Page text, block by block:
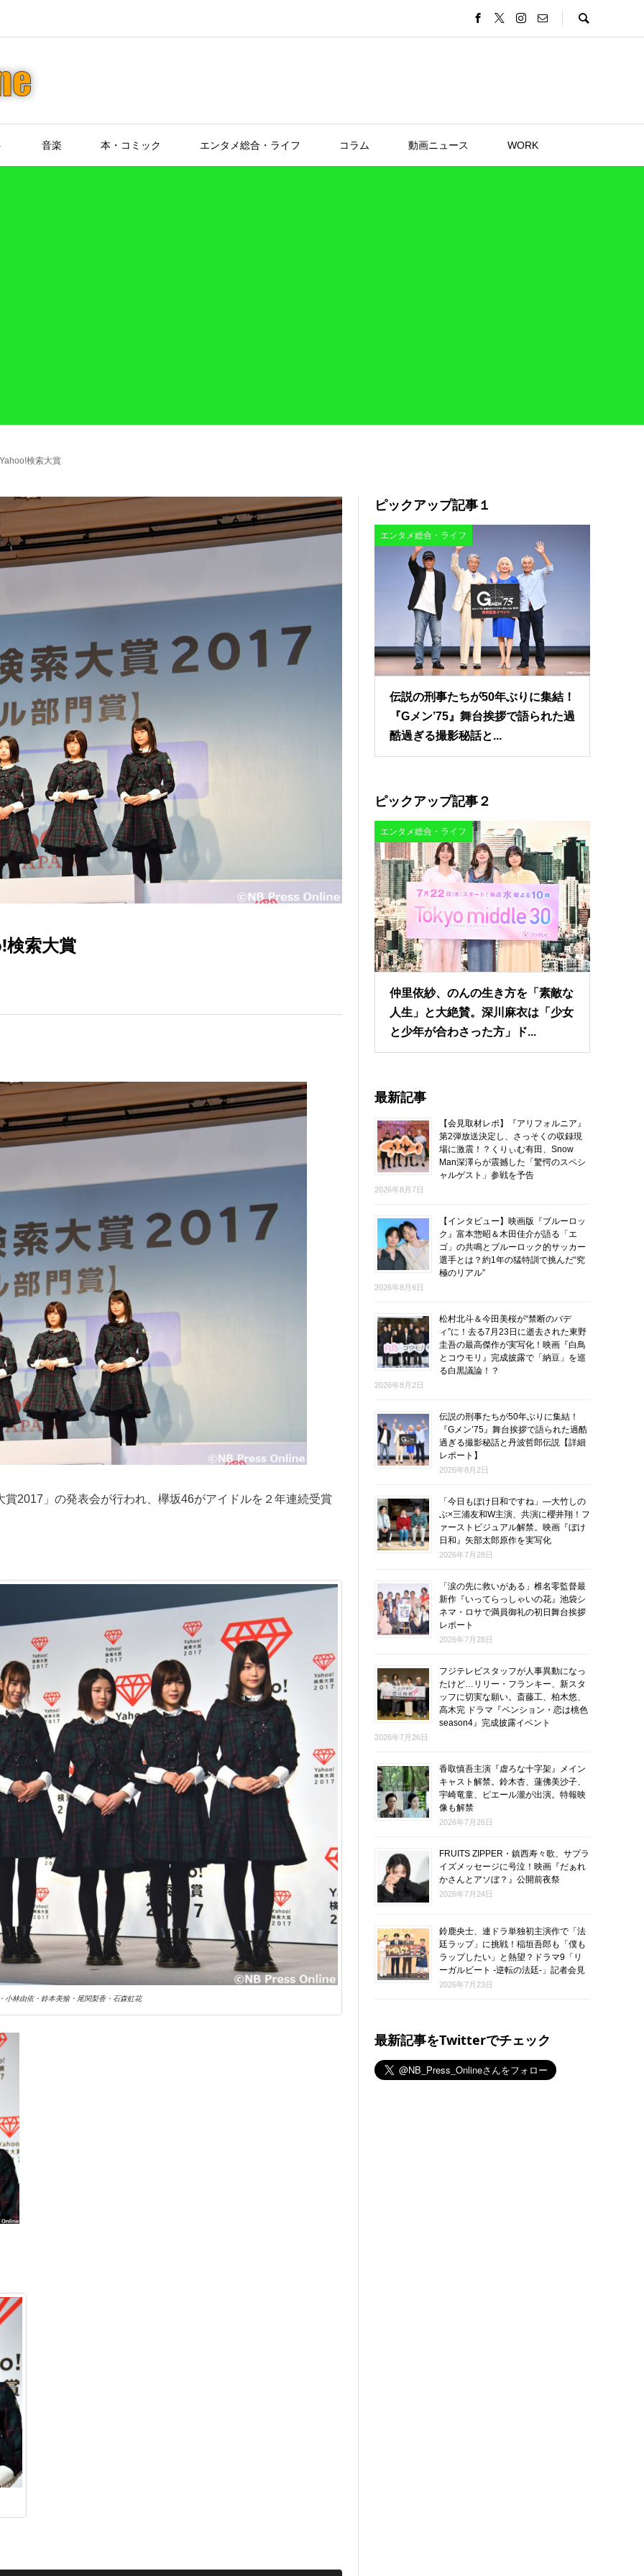
音楽 本・コミック エンタメ総合・ライフ コラム 動画ニュース WORK
検索大賞
索大賞
2017」の発表会が行われ、欅坂46がアイドルを２年連続受賞
小林由依・鈴本美愉・尾関梨香・石森虹花
ピックアップ記事１
エンタメ総合・ライフ
伝説の刑事たちが50年ぶりに集結！
『Gメン’75』舞台挨拶で語られた過
酷過ぎる撮影秘話と...
ピックアップ記事２
エンタメ総合・ライフ
仲里依紗、のんの生き方を「素敵な
人生」と大絶賛。深川麻衣は「少女
と少年が合わさった方」ド...
最新記事
【会見取材レポ】『アリフォルニア』
第2弾放送決定し、さっそくの収録現
場に激震！？くりぃむ有田、Snow
Man深澤らが震撼した「驚愕のスペシ
ャルゲスト」参戦を予告
2026年8月7日
【インタビュー】映画版『ブルーロッ
ク』富本惣昭＆木田佳介が語る「エ
ゴ」の共鳴とブルーロック的サッカー
選手とは？約1年の猛特訓で挑んだ“究
極のリアル”
2026年8月6日
松村北斗＆今田美桜が“禁断のバデ
ィ”に！去る7月23日に逝去された東野
圭吾の最高傑作が実写化！映画『白鳥
とコウモリ』完成披露で「納豆」を巡
る白黒議論！？
2026年8月2日
伝説の刑事たちが50年ぶりに集結！
『Gメン’75』舞台挨拶で語られた過酷
過ぎる撮影秘話と丹波哲郎伝説【詳細
レポート】
2026年8月2日
「今日もぼけ日和ですね」―大竹しの
ぶ×三浦友和W主演、共演に櫻井翔！フ
ァーストビジュアル解禁。映画『ぼけ
日和』矢部太郎原作を実写化
2026年7月28日
「涙の先に救いがある」椎名零監督最
新作『いってらっしゃいの花』池袋シ
ネマ・ロサで満員御礼の初日舞台挨拶
レポート
2026年7月28日
フジテレビスタッフが人事異動になっ
たけど…リリー・フランキー、新スタ
ッフに切実な願い。斎藤工、柏木悠、
高木完 ドラマ『ペンション・恋は桃色
season4』完成披露イベント
2026年7月26日
香取慎吾主演『虚ろな十字架』メイン
キャスト解禁。鈴木杏、蓮佛美沙子、
宇崎竜童、ピエール瀧が出演。特報映
像も解禁
2026年7月26日
FRUITS ZIPPER・鎮西寿々歌、サプラ
イズメッセージに号泣！映画『だぁれ
かさんとアソぼ？』公開前夜祭
2026年7月24日
鈴鹿央士、連ドラ単独初主演作で「法
廷ラップ」に挑戦！稲垣吾郎も「僕も
ラップしたい」と熱望？ドラマ9「リ
ーガルビート -逆転の法廷-」記者会見
2026年7月23日
最新記事をTwitterでチェック